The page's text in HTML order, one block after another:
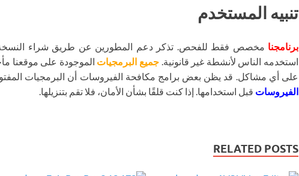
تنبيه المستخدم
برنامجنا مخصص فقط للفحص. تذكر دعم المطورين عن طريق شراء النسخة
استخدمه الناس لأنشطة غير قانونية. جميع البرمجيات الموجودة على موقعنا
على أي مشاكل. قد يظن بعض برامج مكافحة الفيروسات أن البرمجيات
الفيروسات قبل استخدامها. إذا كنت قلقًا بشأن الأمان، فلا تقم بتنزيلها.
RELATED POSTS